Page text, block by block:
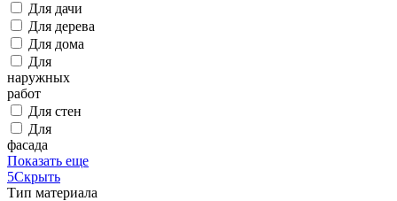
Для дачи
Для дерева
Для дома
Для
наружных
работ
Для стен
Для
фасада
Показать еще
5Скрыть
Тип материала